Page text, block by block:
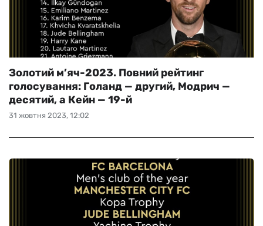
31 жовтня 2023, 12:02
Золотий м’яч-2023. Повний рейтинг
голосування: Голанд — другий, Модрич —
десятий, а Кейн — 19-й